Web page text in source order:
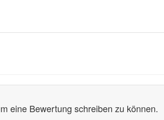
eine Bewertung schreiben zu können.